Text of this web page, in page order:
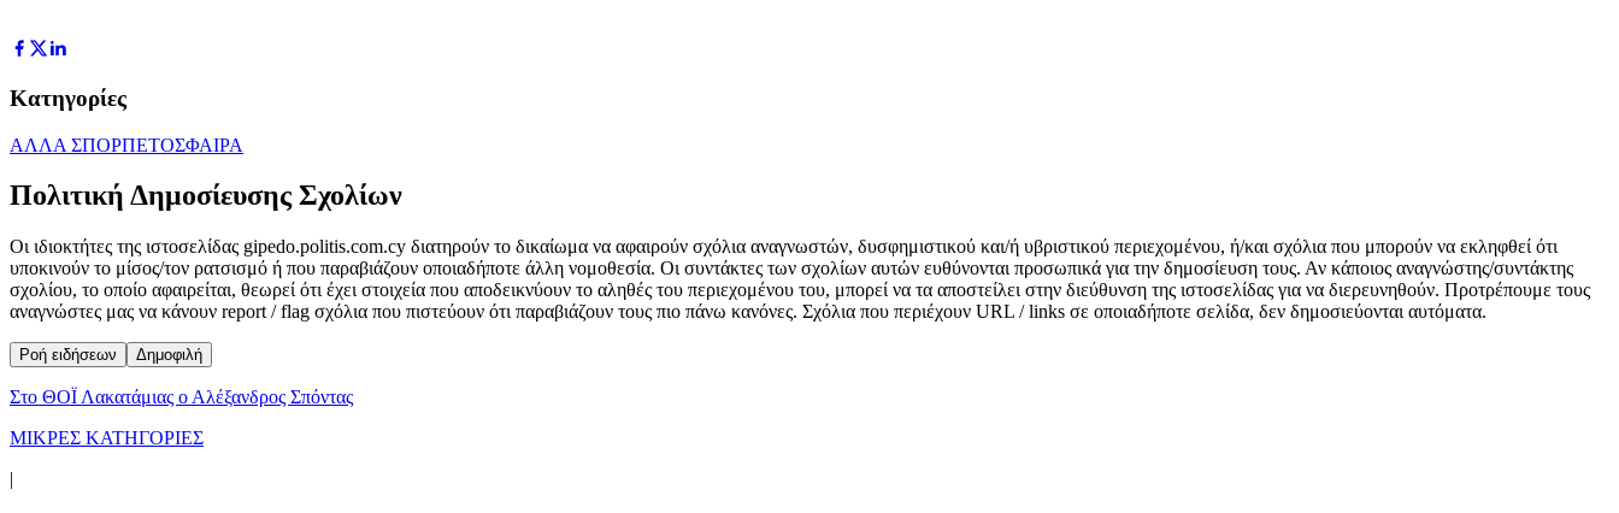
Κατηγορίες
ΑΛΛΑ ΣΠΟΡΠΕΤΟΣΦΑΙΡΑ
Πολιτική Δημοσίευσης Σχολίων
Οι ιδιοκτήτες της ιστοσελίδας gipedo.politis.com.cy διατηρούν το δικαίωμα να αφαιρούν σχόλια αναγνωστών, δυσφημιστικού και/ή υβριστικού περιεχομένου, ή/και σχόλια που μπορούν να εκληφθεί ότι
υποκινούν το μίσος/τον ρατσισμό ή που παραβιάζουν οποιαδήποτε άλλη νομοθεσία. Οι συντάκτες των σχολίων αυτών ευθύνονται προσωπικά για την δημοσίευση τους. Αν κάποιος αναγνώστης/συντάκτης
σχολίου, το οποίο αφαιρείται, θεωρεί ότι έχει στοιχεία που αποδεικνύουν το αληθές του περιεχομένου του, μπορεί να τα αποστείλει στην διεύθυνση της ιστοσελίδας για να διερευνηθούν. Προτρέπουμε τους
αναγνώστες μας να κάνουν report / flag σχόλια που πιστεύουν ότι παραβιάζουν τους πιο πάνω κανόνες. Σχόλια που περιέχουν URL / links σε οποιαδήποτε σελίδα, δεν δημοσιεύονται αυτόματα.
Ροή ειδήσεων Δημοφιλή
Στο ΘΟΪ Λακατάμιας ο Αλέξανδρος Σπόντας
ΜΙΚΡΕΣ ΚΑΤΗΓΟΡΙΕΣ
|